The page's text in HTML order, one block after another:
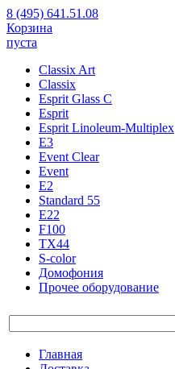
8 (495) 641.51.08
Корзина
пуста
Classix Art
Classix
Esprit Glass C
Esprit
Esprit Linoleum-Multiplex
E3
Event Clear
Event
E2
Standard 55
E22
F100
TX44
S-color
Домофония
Прочее оборудование
Главная